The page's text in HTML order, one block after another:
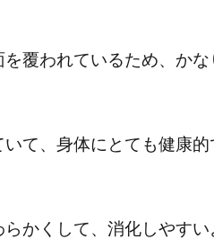
覆われているため、か
て、身体にとても健康
かくして、消化しやす